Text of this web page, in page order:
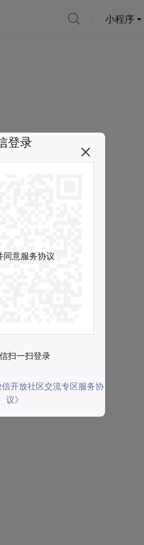
小程序
登录
同意服务协议
扫一扫登录
信开放社区交流专区服务协
议》